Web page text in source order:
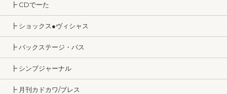
┣ CDでーた
┣ ショックス●ヴィシャス
┣ バックステージ・パス
┣ シンプジャーナル
┣ 月刊カドカワ/ブレス